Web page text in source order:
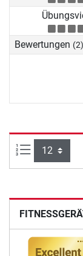
Bewertungen (2)
Artikel pro